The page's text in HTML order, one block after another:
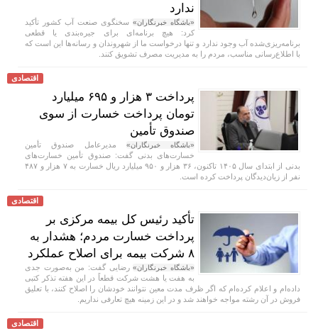
ندارد
«باشگاه خبرنگاران» سخنگوی صنعت آب کشور تأکید
کرد: هیچ برنامه‌ای برای جیره‌بندی یا قطعی
برنامه‌ریزی‌شده آب وجود ندارد و تنها درخواست ما از شهروندان و رسانه‌ها این است که
با اطلاع‌رسانی مناسب، مردم را به مدیریت مصرف تشویق کنند.
اقتصادی
پرداخت ۳ هزار و ۶۹۵ میلیارد
تومان پرداخت خسارت از سوی
صندوق تأمین
«باشگاه خبرنگاران» مدیرعامل صندوق تأمین
خسارت‌های بدنی گفت: صندوق تأمین خسارت‌های
بدنی از ابتدای سال ۱۴۰۵ تاکنون، ۳۶ هزار و ۹۵۰ میلیارد ریال خسارت به ۷ هزار و ۴۸۷
نفر از زیان‌دیدگان پرداخت کرده است.
اقتصادی
تأکید رئیس کل بیمه مرکزی بر
پرداخت خسارت مردم؛ هشدار به
۸ شرکت‌ بیمه برای اصلاح عملکرد
«باشگاه خبرنگاران»رضایی گفت: من به‌صورت جدی
به هفت یا هشت شرکت قطعاً در این هفته تذکر کتبی
داده‌ام و اعلام کرده‌ام که اگر ظرف مدت معین نتوانند خودشان را اصلاح کنند، با تعلیق
فروش در آن رشته مواجه خواهند شد و در این زمینه هیچ تعارفی نداریم.
اقتصادی